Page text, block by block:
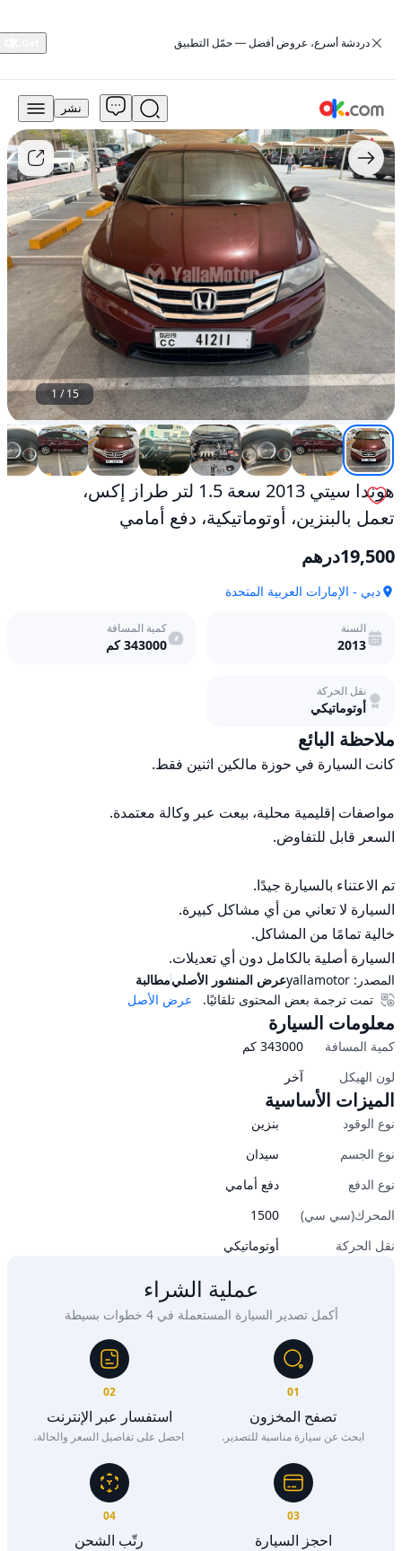
‏دردشة أسرع، عروض أفضل — حمّل التطبيق
19,500
درهم
للبيع
هوندا
سيتي
2013
سعة
1.5
طراز
إكس،
تعمل
بالبنزين،
أوتوماتيكية،
دفع
أمامي
مستعمل
نشر
1/15
هوندا سيتي 2013 سعة 1.5 لتر طراز إكس،
تعمل بالبنزين، أوتوماتيكية، دفع أمامي
19,500درهم
دبي - الإمارات العربية المتحدة
السنة
2013
كمية المسافة
343000كم
نقل الحركة
أوتوماتيكي
ملاحظة البائع
السيارة أصلية بالكامل دون أي تعديلات.
المصدر: yallamotorعرض المنشور الأصليمطالبة
عرض الأصل
تمت ترجمة بعض المحتوى تلقائيًا.
معلومات السيارة
كمية المسافة 343000 كم
لون الهيكل
آخر
الميزات الأساسية
نوع الوقود
بنزين
نوع الجسم
سيدان
نوع الدفع
دفع أمامي
المحرك(سي سي)
1500
نقل الحركة
أوتوماتيكي
عملية الشراء
أكمل تصدير السيارة المستعملة في 4 خطوات بسيطة
01
تصفح المخزون
ابحث عن سيارة مناسبة للتصدير.
02
استفسار عبر الإنترنت
احصل على تفاصيل السعر والحالة.
03
احجز السيارة
04
رتّب الشحن